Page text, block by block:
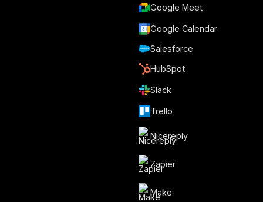
Google Meet
Google Calendar
Salesforce
HubSpot
Slack
Trello
Nicereply
Zapier
Make